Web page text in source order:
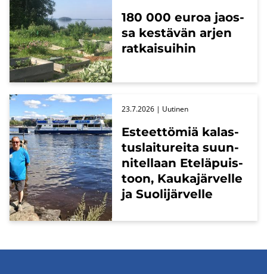
180 000 euroa jaos­
sa kes­tä­vän arjen
rat­kai­sui­hin
Es­teet­tö­miä ka­las­
tus­lai­tu­rei­ta suun­
ni­tel­laan Ete­lä­puis­
toon, Kau­ka­jär­vel­le
ja Suo­li­jär­vel­le
23.7.2026 | Uu­ti­nen